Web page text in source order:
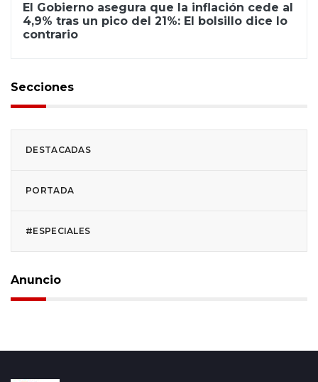
El Gobierno asegura que la inflación cede al
4,9% tras un pico del 21%: El bolsillo dice lo
contrario
Secciones
DESTACADAS
PORTADA
#ESPECIALES
Anuncio